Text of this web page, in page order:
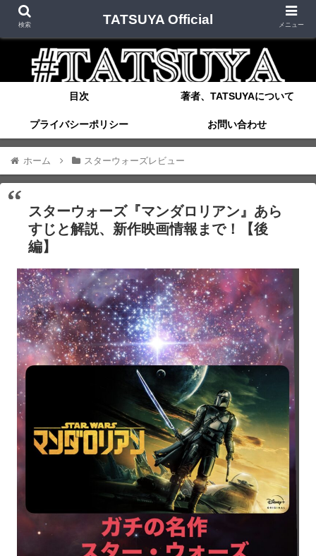
目次 著者、TATSUYAについて
プライバシーポリシー お問い合わせ
ホーム スターウォーズレビュー
スターウォーズ『マンダロリアン』あら
すじと解説、新作映画情報まで！【後
編】
検索 TATSUYA Official メニュー